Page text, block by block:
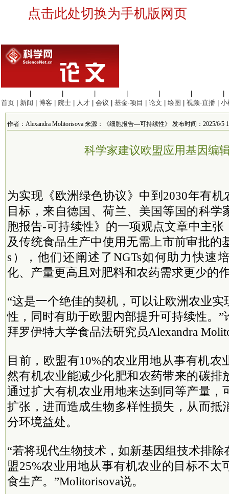
点击此处切换为手机版网页
首页
新闻 博客 院士 人才 会议 基金·项目 论文 绘图 视频·直播 小
作者：Alexandra Molitorisova 来源：《细胞报告—可持续性》 发布时间：2025/6/5
科学家建议欧盟应用基因编
为实现《欧洲绿色协议》中到2030年有机
目标，来自德国、荷兰、美国等国的科学
胞报告-可持续性》的一项观点文章中主张
及传统食品生产中使用无需上市前审批的
s），他们还阐述了NGTs如何助力快速
化、产量更高且对肥料和农药需求更少的
“这是一个绝佳的契机，可以让欧洲农业
性，同时有助于欧盟内部提升可持续性。
拜罗伊特大学食品法研究员Alexandra
目前，欧盟有10%的农业用地从事有机农
然有机农业能减少化肥和农药带来的碳排
通过扩大有机农业用地来达到同等产量，
扩张，进而造成生物多样性损失，从而抵
分环境益处。
“若将现代生物技术，如新基因组技术排
盟25%农业用地从事有机农业的目标不太
食生产。”Molitorisova说。